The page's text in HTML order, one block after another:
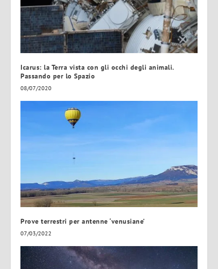
Icarus: la Terra vista con gli occhi degli animali.
Passando per lo Spazio
08/07/2020
Prove terrestri per antenne ‘venusiane’
07/03/2022